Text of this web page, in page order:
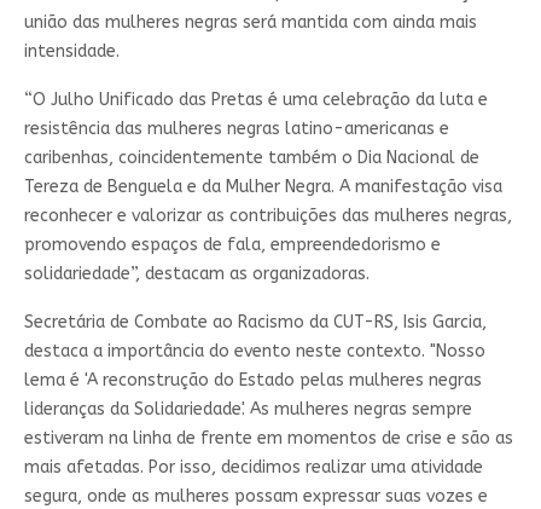
união das mulheres negras será mantida com ainda mais
intensidade.
“O Julho Unificado das Pretas é uma celebração da luta e
resistência das mulheres negras latino-americanas e
caribenhas, coincidentemente também o Dia Nacional de
Tereza de Benguela e da Mulher Negra. A manifestação visa
reconhecer e valorizar as contribuições das mulheres negras,
promovendo espaços de fala, empreendedorismo e
solidariedade”, destacam as organizadoras.
Secretária de Combate ao Racismo da CUT-RS, Isis Garcia,
destaca a importância do evento neste contexto. "Nosso
lema é 'A reconstrução do Estado pelas mulheres negras
lideranças da Solidariedade'. As mulheres negras sempre
estiveram na linha de frente em momentos de crise e são as
mais afetadas. Por isso, decidimos realizar uma atividade
segura, onde as mulheres possam expressar suas vozes e